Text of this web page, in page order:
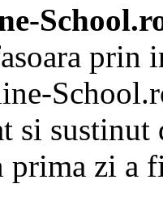
si sustinut
zi a